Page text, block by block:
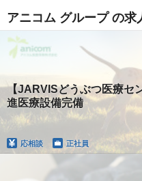
アニコム グループ の求
【JARVISどうぶつ医療セ
進医療設備完備
応相談 正社員